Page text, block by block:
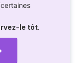
le tôt.